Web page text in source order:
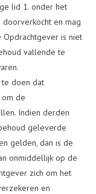
lid 1. onder het
en mag
is niet
vallende te
doen dat
de
Indien derden
geleverde
gelden, dan is de
onmiddellijk op de
zich om het
en